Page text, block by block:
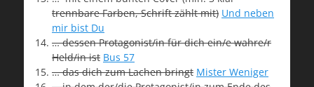
trennbare Farben, Schrift zählt mit) Und neben
mir bist Du
… dessen Protagonist/in für dich ein/e wahre/r
Held/in ist Bus 57
… das dich zum Lachen bringt Mister Weniger